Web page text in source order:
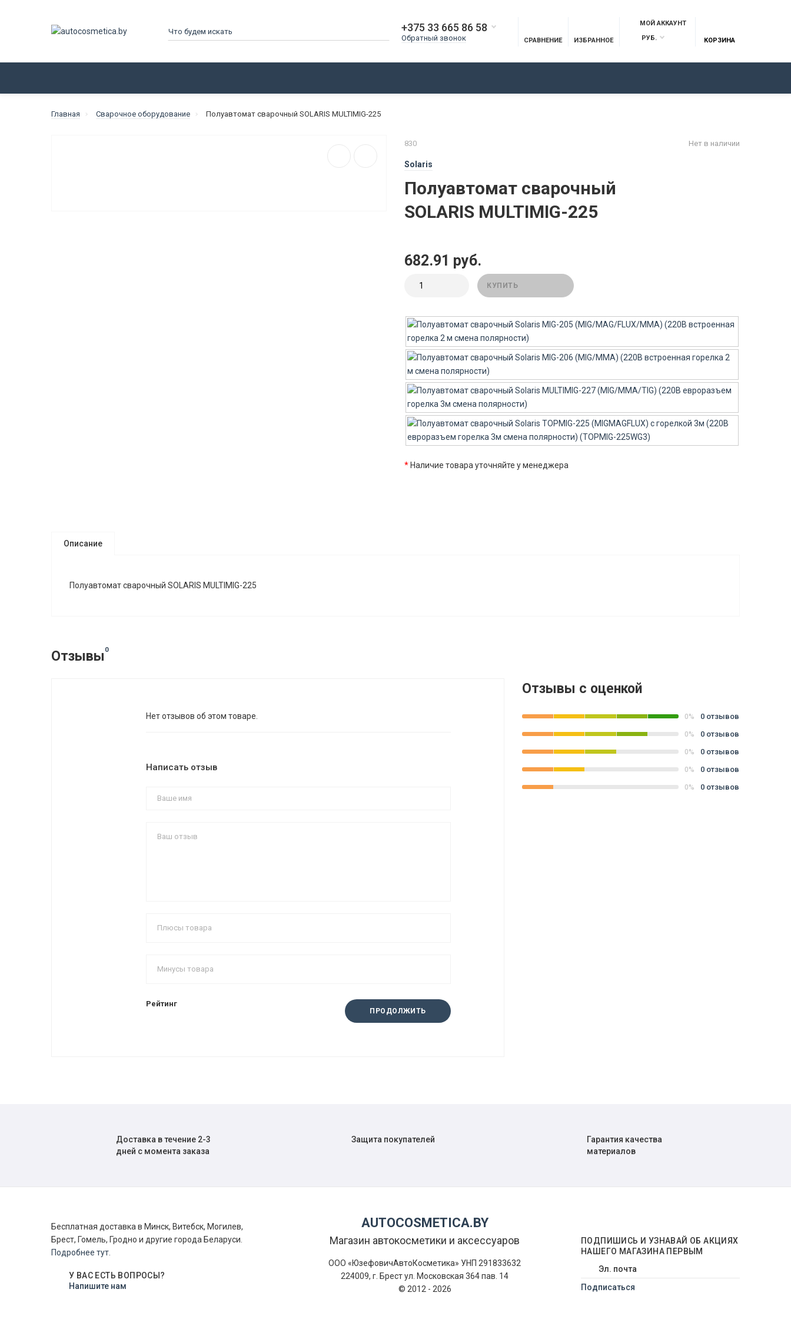
+375 33 665 86 58
Обратный звонок СРАВНЕНИЕ ИЗБРАННОЕ
МОЙ АККАУНТ
РУБ.
КОРЗИНА
Главная Сварочное оборудование Полуавтомат сварочный SOLARIS MULTIMIG-225
830
Solaris
Полуавтомат сварочный
SOLARIS MULTIMIG-225
Нет в наличии
682.91 руб.
КУПИТЬ
* Наличие товара уточняйте у менеджера
Описание
Полуавтомат сварочный SOLARIS MULTIMIG-225
Отзывы 0
Нет отзывов об этом товаре.
Написать отзыв
Рейтинг
ПРОДОЛЖИТЬ
Отзывы с оценкой
0% 0 отзывов
0% 0 отзывов
0% 0 отзывов
0% 0 отзывов
0% 0 отзывов
Доставка в течение 2-3
дней с момента заказа
Защита покупателей
Гарантия качества
материалов
AUTOCOSMETICA.BY
Магазин автокосметики и аксессуаров
ООО «ЮзефовичАвтоКосметика» УНП 291833632
224009, г. Брест ул. Московская 364 пав. 14
© 2012 - 2026
Бесплатная доставка в Минск, Витебск, Могилев,
Брест, Гомель, Гродно и другие города Беларуси.
Подробнее тут.
У ВАС ЕСТЬ ВОПРОСЫ?
Напишите нам
ПОДПИШИСЬ И УЗНАВАЙ ОБ АКЦИЯХ
НАШЕГО МАГАЗИНА ПЕРВЫМ
Подписаться